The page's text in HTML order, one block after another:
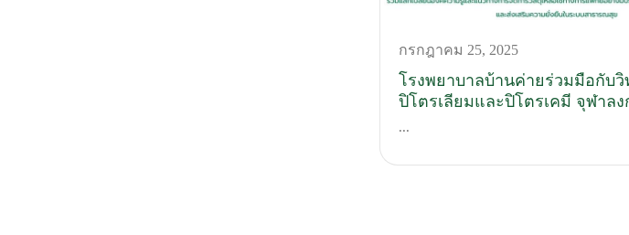
กรกฎาคม 25, 2025
โรงพยาบาลบ้านค่ายร่วมมือกับวิ
ปิโตรเลียมและปิโตรเคมี จุฬาล
...